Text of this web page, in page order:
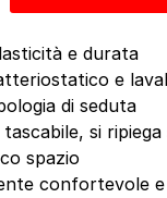
e durata
e
di seduta
si
spazio
confortevole